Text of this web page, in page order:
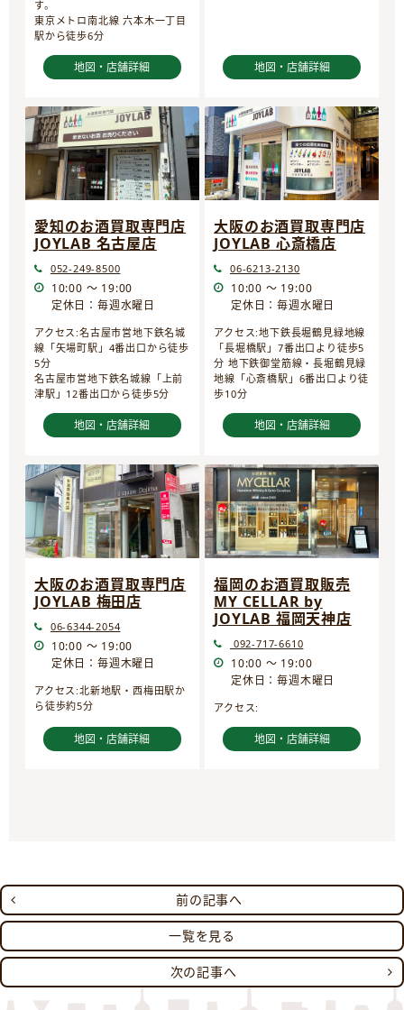
す。
東京メトロ南北線 六本木一丁目
駅から徒歩6分
地図・店舗詳細 地図・店舗詳細
愛知のお酒買取専門店
JOYLAB 名古屋店
052-249-8500
10:00 ～ 19:00
定休日：毎週水曜日
アクセス:名古屋市営地下鉄名城
線「矢場町駅」4番出口から徒歩
5分
名古屋市営地下鉄名城線「上前
津駅」12番出口から徒歩5分
地図・店舗詳細
大阪のお酒買取専門店
JOYLAB 心斎橋店
06-6213-2130
10:00 ～ 19:00
定休日：毎週水曜日
アクセス:地下鉄長堀鶴見緑地線
「長堀橋駅」7番出口より徒歩5
分 地下鉄御堂筋線・長堀鶴見緑
地線「心斎橋駅」6番出口より徒
歩10分
地図・店舗詳細
大阪のお酒買取専門店
JOYLAB 梅田店
06-6344-2054
10:00 ～ 19:00
定休日：毎週木曜日
アクセス:北新地駅・西梅田駅か
ら徒歩約5分
地図・店舗詳細
福岡のお酒買取販売
MY CELLAR by
JOYLAB 福岡天神店
092-717-6610
10:00 ～ 19:00
定休日：毎週木曜日
アクセス:
地図・店舗詳細
前の記事へ
一覧を見る
次の記事へ